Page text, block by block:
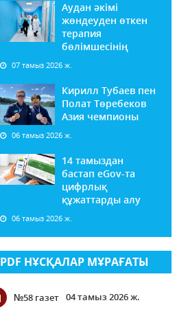
Аудан әкімі
жөндеуден өткен
терапия
бөлімшесінің
07 тамыз 2026 ж.
Кирилл Тубаев пен
Полат Төребеков
Азия чемпионы
06 тамыз 2026 ж.
14 тамыздан
бастап еGov-та
цифрлық
құжаттарды алу
06 тамыз 2026 ж.
PDF НҰСҚАЛАР МҰРАҒАТЫ
№58 газет 04 тамыз 2026 ж.